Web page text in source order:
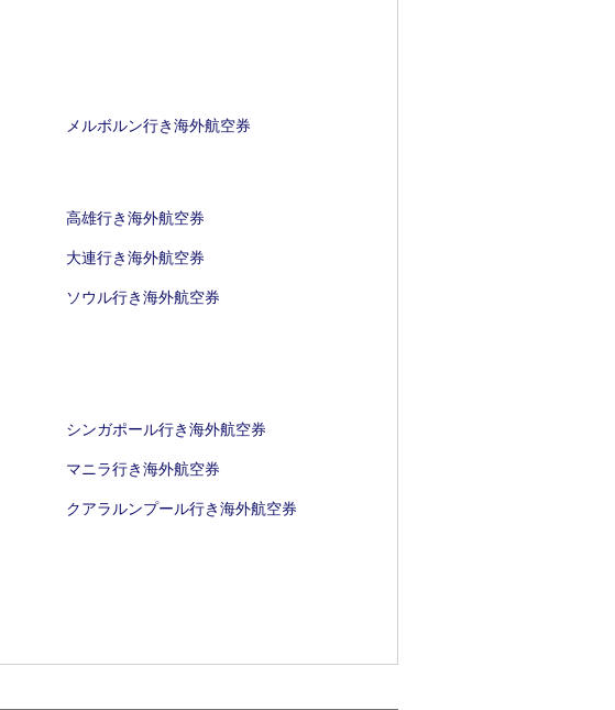
メルボルン行き海外航空券
高雄行き海外航空券
大連行き海外航空券
ソウル行き海外航空券
シンガポール行き海外航空券
マニラ行き海外航空券
クアラルンプール行き海外航空券